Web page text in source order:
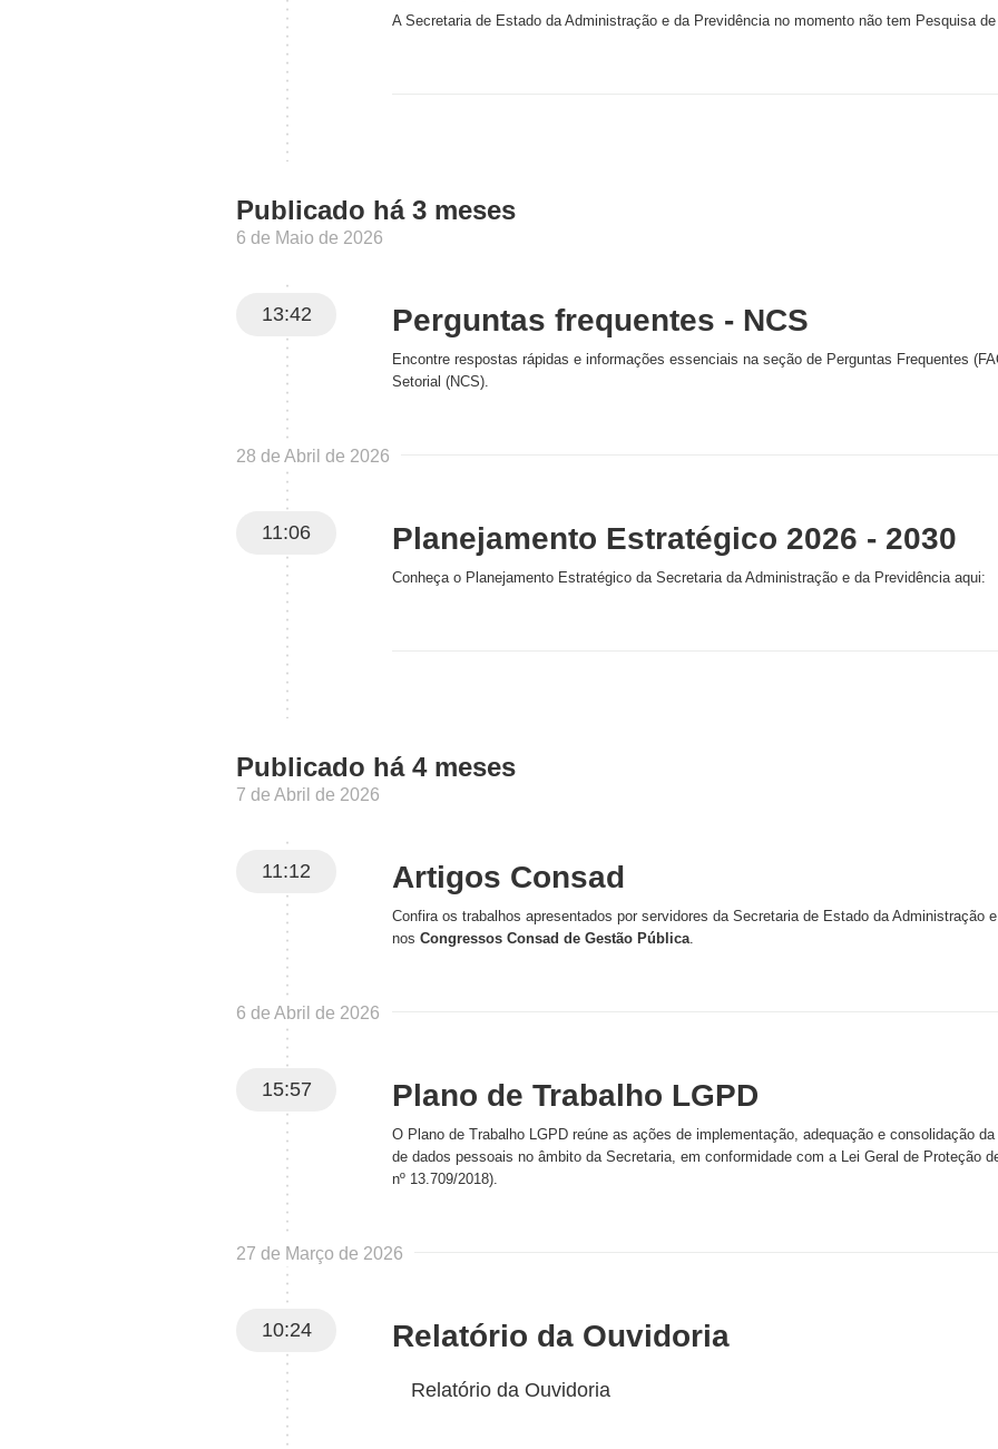
A Secretaria de Estado da Administração e da Previdência no momento não tem Pesquisa
Publicado há 3 meses
6 de Maio de 2026
13:42 Perguntas frequentes - NCS
Encontre respostas rápidas e informações essenciais na seção de Perguntas Frequentes
Setorial (NCS).
28 de Abril de 2026
11:06 Planejamento Estratégico 2026 - 2030
Conheça o Planejamento Estratégico da Secretaria da Administração e da Previdência aqui:
Publicado há 4 meses
7 de Abril de 2026
11:12 Artigos Consad
Confira os trabalhos apresentados por servidores da Secretaria de Estado da Administração
nos Congressos Consad de Gestão Pública.
6 de Abril de 2026
15:57 Plano de Trabalho LGPD
O Plano de Trabalho LGPD reúne as ações de implementação, adequação e consolidação
de dados pessoais no âmbito da Secretaria, em conformidade com a Lei Geral de Proteção
nº 13.709/2018).
27 de Março de 2026
10:24 Relatório da Ouvidoria
Relatório da Ouvidoria